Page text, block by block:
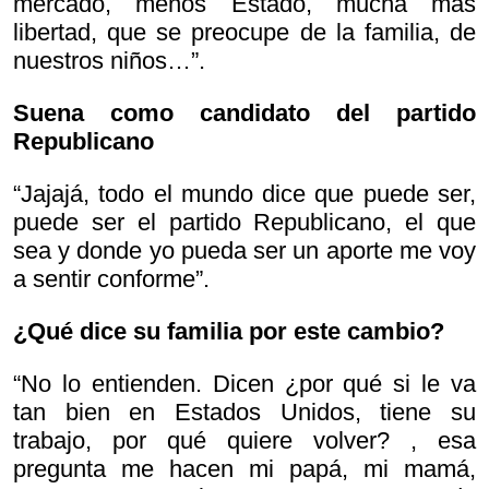
libertad, que se preocupe de la familia, de
nuestros niños…”.
Suena como candidato del partido
Republicano
“Jajajá, todo el mundo dice que puede ser,
puede ser el partido Republicano, el que
sea y donde yo pueda ser un aporte me voy
a sentir conforme”.
¿Qué dice su familia por este cambio?
“No lo entienden. Dicen ¿por qué si le va
tan bien en Estados Unidos, tiene su
trabajo, por qué quiere volver? , esa
pregunta me hacen mi papá, mi mamá,